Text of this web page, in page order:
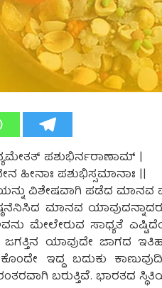
ಪಶುಭಿರ್ನರಾಣಾಮ್ |
ಹೀನಾಃ ಪಶುಭಿಸ್ಸಮಾನಾಃ ||
ವಿಶೇಷವಾಗಿ ಪಡೆದ ಮಾನವ
ಮಾನವ
ಅವನು ಮೇಲೇರುವ ಸಾಧ್ಯತೆ
ಯಾವುದೇ ಜಾಗದ
ಇದ್ದ ಬದುಕು
ಬರುತ್ತಿವೆ. ಭಾರತದ